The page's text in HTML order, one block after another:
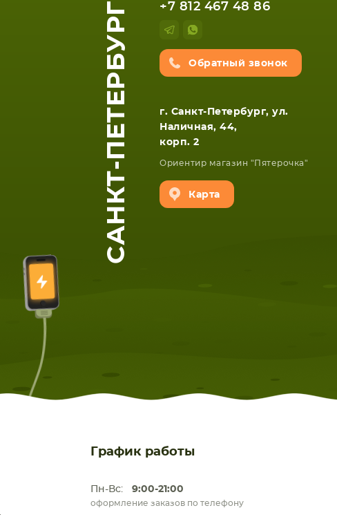
САНКТ-ПЕТЕРБУРГ +7 812 467 48 86
Обратный звонок
г. Санкт-Петербург, ул.
Наличная, 44,
корп. 2
Ориентир магазин "Пятерочка"
Карта
График работы
Пн-Вс: 9:00-21:00
оформление заказов по телефону